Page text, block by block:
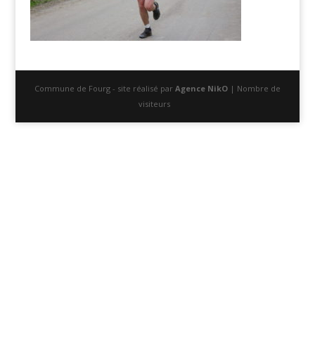
Commune de Fourg - site réalisé par Agence NikO| Nombre de
visiteurs